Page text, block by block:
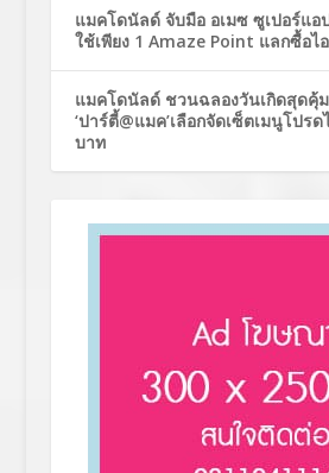
แมคโดนัลด์ จับมือ อเมซ ซูเปอร์แอ
ใช้เพียง 1 Amaze Point แลกซื้อไ
แมคโดนัลด์ ชวนฉลองวันเกิดสุดคุ้
‘ปาร์ตี้@แมค’เลือกจัดเซ็ตเมนูโปรด
บาท